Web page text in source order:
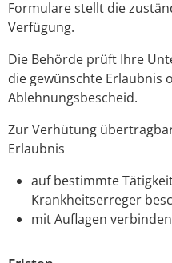
Formulare stellt die
Verfügung.
Die Behörde prüft Ihre
die gewünschte Erlaubnis
Ablehnungsbescheid.
Zur Verhütung
Erlaubnis
auf bestimmte
Krankheitserreger
mit Auflagen